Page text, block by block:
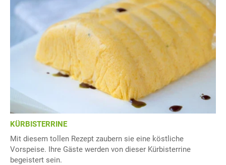
KÜRBISTERRINE
Mit diesem tollen Rezept zaubern sie eine köstliche
Vorspeise. Ihre Gäste werden von dieser Kürbisterrine
begeistert sein.